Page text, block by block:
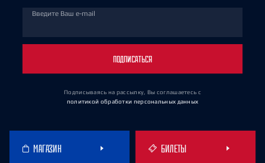
Введите Ваш e-mail
ПОДПИСАТЬСЯ
Подписываясь на рассылку, Вы соглашаетесь с
политикой обработки персональных данных
МАГАЗИН БИЛЕТЫ